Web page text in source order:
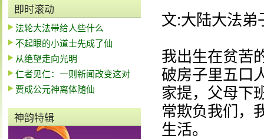
即时滚动
法轮大法带给人些什么
不起眼的小道士先成了仙
从绝望走向光明
仁者见仁：一则新闻改变这对
贾成公元神离体随仙
神韵特辑
文:大陆大法弟
我出生在贫苦
破房子里五口
家提，父母下
常欺负我们，
生活。